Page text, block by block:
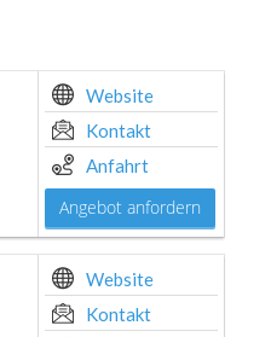
Website
Kontakt
Anfahrt
Angebot anfordern
Website
Kontakt